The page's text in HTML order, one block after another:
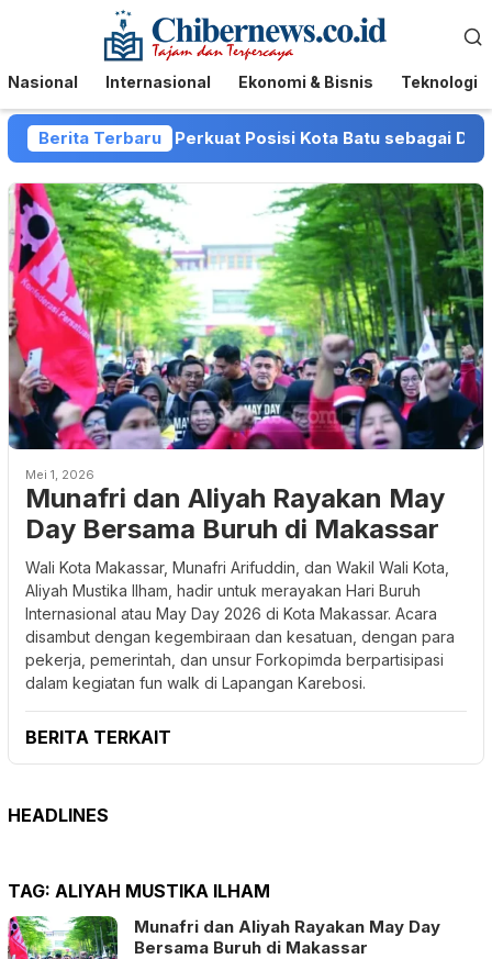
Menu
Mobile
Nasional Internasional Ekonomi & Bisnis Teknologi
Berita Terbaru
Pemkot Batu Perkuat Posisi Kota Batu sebagai
Mei 1, 2026
Munafri dan Aliyah Rayakan May
Day Bersama Buruh di Makassar
Wali Kota Makassar, Munafri Arifuddin, dan Wakil Wali Kota,
Aliyah Mustika Ilham, hadir untuk merayakan Hari Buruh
Internasional atau May Day 2026 di Kota Makassar. Acara
disambut dengan kegembiraan dan kesatuan, dengan para
pekerja, pemerintah, dan unsur Forkopimda berpartisipasi
dalam kegiatan fun walk di Lapangan Karebosi.
BERITA TERKAIT
HEADLINES
TAG: ALIYAH MUSTIKA ILHAM
Munafri dan Aliyah Rayakan May Day
Bersama Buruh di Makassar